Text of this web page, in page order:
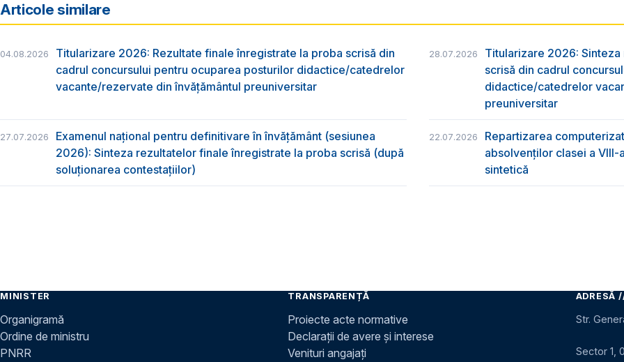
Articole similare
04.08.2026
Titularizare 2026: Rezultate finale înregistrate la proba scrisă din
cadrul concursului pentru ocuparea posturilor didactice/catedrelor
vacante/rezervate din învăţământul preuniversitar
28.07.2026
Titularizare 2026:
scrisă din cadrul
didactice/catedrelor
preuniversitar
27.07.2026
Examenul național pentru definitivare în învățământ (sesiunea
2026): Sinteza rezultatelor finale înregistrate la proba scrisă (după
soluționarea contestațiilor)
22.07.2026
Repartizarea
absolvenţilor clasei a
sintetică
MINISTER
Organigramă
Ordine de ministru
PNRR
TRANSPARENȚĂ
Proiecte acte normative
Declarații de avere și interese
Venituri angajați
ADRESĂ
Str.
Sector 1,